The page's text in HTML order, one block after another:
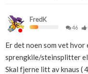
Kundeservice
Få svar på det du lurer
Kom i gang med
Se din bolig? Klikk her
FredK
46
Er det noen som vet hvor
sprengkile/steinsplitter
Skal fjerne litt av knaus (